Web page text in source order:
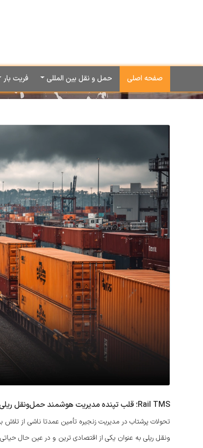
صفحه اصلی حمل و نقل بین المللی فریت بار
Rail TMS؛ قلب تپنده مدیریت هوشمند حمل‌ونقل ریلی
تحولات پرشتاب در مدیریت زنجیره تأمین عمدتا ناشی از
ونقل ریلی به عنوان یکی از اقتصادی ترین و در عین حال